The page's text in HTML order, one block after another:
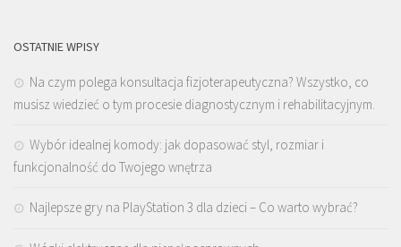
OSTATNIE WPISY
Na czym polega konsultacja fizjoterapeutyczna? Wszystko, co
musisz wiedzieć o tym procesie diagnostycznym i rehabilitacyjnym.
Wybór idealnej komody: jak dopasować styl, rozmiar i
funkcjonalność do Twojego wnętrza
Najlepsze gry na PlayStation 3 dla dzieci – Co warto wybrać?